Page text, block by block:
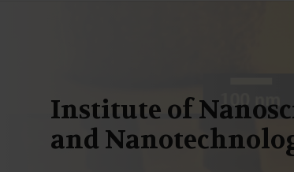
Institute of
and